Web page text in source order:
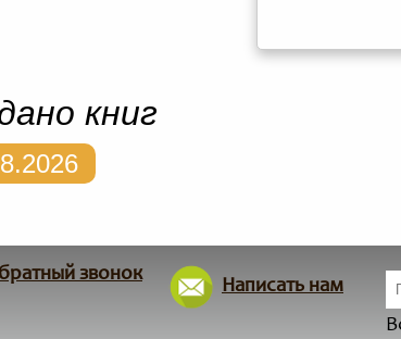
книг
звонок
Написать нам